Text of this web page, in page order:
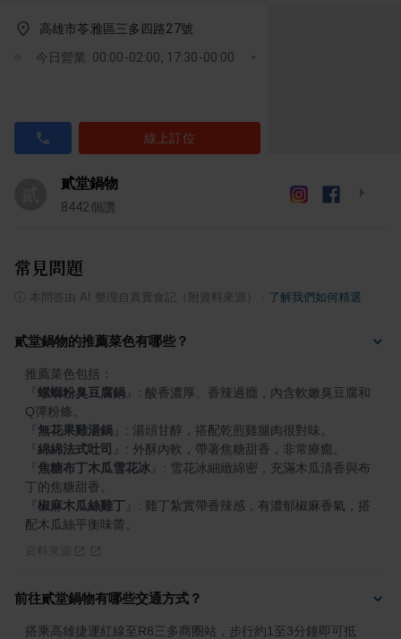
高雄市苓雅區三多四路27號
今日營業: 00:00-02:00, 17:30-00:00
線上訂位
貳堂鍋物
8442個讚
常見問題
本問答由 AI 整理自真實食記（附資料來源） 了解我們如何精選
貳堂鍋物的推薦菜色有哪些？
螺螄粉臭豆腐鍋
: 酸香濃厚、香辣過癮，內含軟嫩臭豆腐和
無花果雞湯鍋
綿綿法式吐司
焦糖布丁木瓜雪花冰
: 雪花冰細緻綿密，充滿木瓜清香與布
椒麻木瓜絲雞丁
: 雞丁紮實帶香辣感，有濃郁椒麻香氣，搭
配木瓜絲平衡味蕾。
前往貳堂鍋物有哪些交通方式？
搭乘高雄捷運紅線至R8三多商圈站，步行約1至3分鐘即可抵